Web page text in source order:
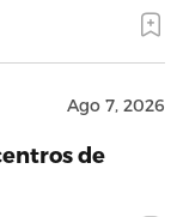
Ago 7, 2026
de